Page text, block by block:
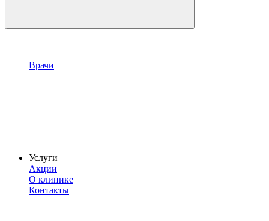
Врачи
Услуги
Акции
О клинике
Контакты